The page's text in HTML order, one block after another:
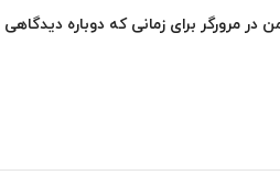
در مرورگر برای زمانی که دوباره دیدگاهی